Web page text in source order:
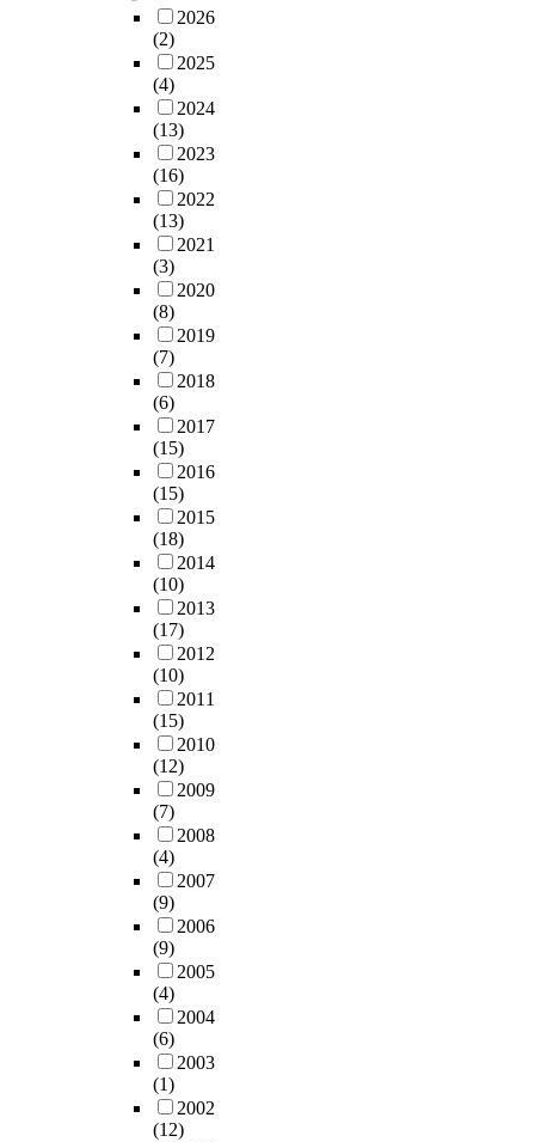
2026
(2)
2025
(4)
2024
(13)
2023
(16)
2022
(13)
2021
(3)
2020
(8)
2019
(7)
2018
(6)
2017
(15)
2016
(15)
2015
(18)
2014
(10)
2013
(17)
2012
(10)
2011
(15)
2010
(12)
2009
(7)
2008
(4)
2007
(9)
2006
(9)
2005
(4)
2004
(6)
2003
(1)
2002
(12)